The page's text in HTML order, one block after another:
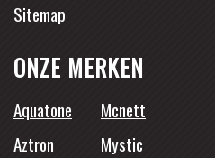
Sitemap
ONZE MERKEN
Aquatone
Mcnett
Aztron
Mystic